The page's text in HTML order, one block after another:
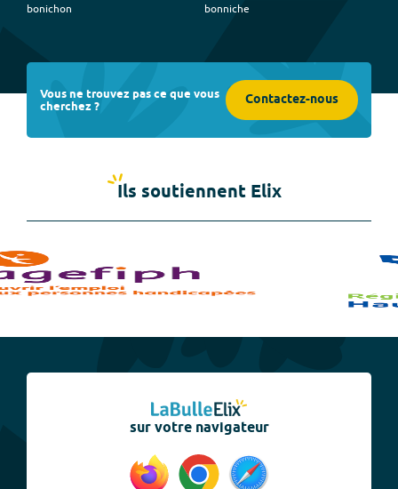
bonichon bonniche
Vous ne trouvez pas ce que vous
cherchez ? Contactez-nous
Ils soutiennent Elix
sur votre navigateur